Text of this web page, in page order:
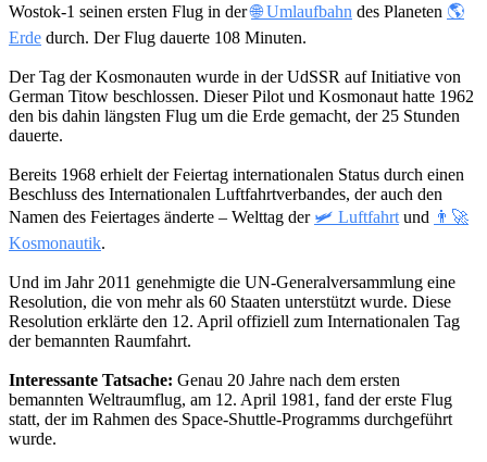
Wostok-1 seinen ersten Flug in der🌐 Umlaufbahn des Planeten 🌎
Erde durch. Der Flug dauerte 108 Minuten.
Der Tag der Kosmonauten wurde in der UdSSR auf Initiative von
German Titow beschlossen. Dieser Pilot und Kosmonaut hatte 1962
den bis dahin längsten Flug um die Erde gemacht, der 25 Stunden
dauerte.
Bereits 1968 erhielt der Feiertag internationalen Status durch einen
Beschluss des Internationalen Luftfahrtverbandes, der auch den
Namen des Feiertages änderte – Welttag der 🛩 Luftfahrt und 👨‍🚀
Kosmonautik.
Und im Jahr 2011 genehmigte die UN-Generalversammlung eine
Resolution, die von mehr als 60 Staaten unterstützt wurde. Diese
Resolution erklärte den 12. April offiziell zum Internationalen Tag
der bemannten Raumfahrt.
Interessante Tatsache: Genau 20 Jahre nach dem ersten
bemannten Weltraumflug, am 12. April 1981, fand der erste Flug
statt, der im Rahmen des Space-Shuttle-Programms durchgeführt
wurde.